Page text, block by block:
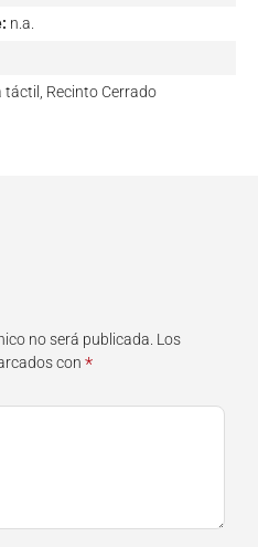
n.a.
táctil, Recinto Cerrado
no será publicada. Los
con *